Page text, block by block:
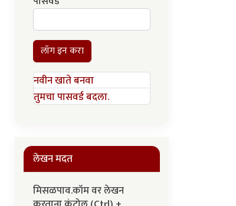
लॉग इन करा
नवीन खाते बनवा
तुमचा पासवर्ड बदला.
लेखन मदत
मिसळपाव.कॉम वर लेखन